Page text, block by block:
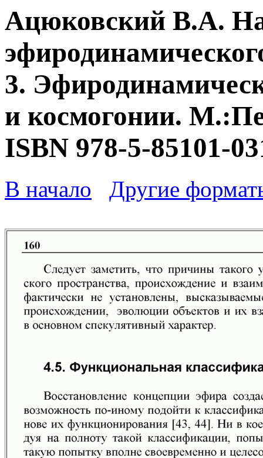
Ацюковский В.А.
3.
и космогонии.
ISBN 978-5-85101-
В начало Другие